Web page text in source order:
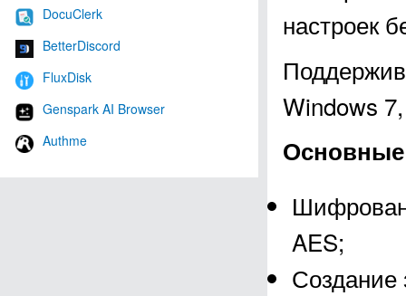
DocuClerk
BetterDiscord
FluxDisk
Genspark AI Browser
Authme
настроек
Windows
Основные
AES;